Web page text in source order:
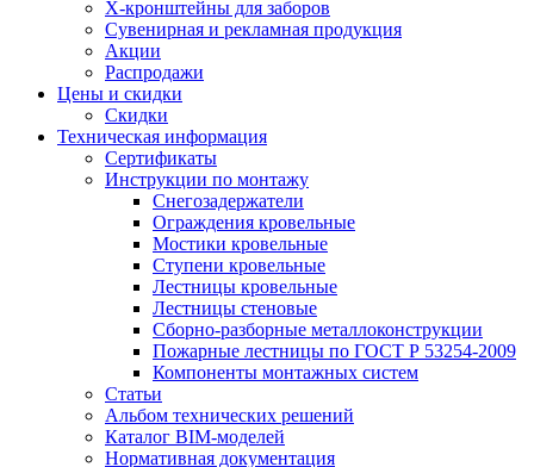
X-кронштейны для заборов
Сувенирная и рекламная продукция
Акции
Распродажи
Цены и скидки
Скидки
Техническая информация
Сертификаты
Инструкции по монтажу
Снегозадержатели
Ограждения кровельные
Мостики кровельные
Ступени кровельные
Лестницы кровельные
Лестницы стеновые
Сборно-разборные металлоконструкции
Пожарные лестницы по ГОСТ Р 53254-2009
Компоненты монтажных систем
Статьи
Альбом технических решений
Каталог BIM-моделей
Нормативная документация